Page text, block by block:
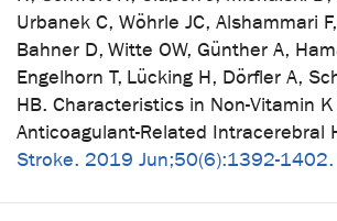
Urbanek C, Wöhrle JC, Alshammari
Bahner D, Witte OW, Günther A,
Engelhorn T, Lücking H, Dörfler A,
HB. Characteristics in Non-Vitamin
Anticoagulant-Related Intracerebral
Stroke. 2019 Jun;50(6):1392-1402.